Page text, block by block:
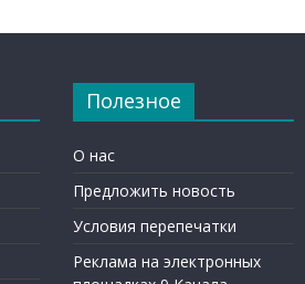
Полезное
О нас
Предложить новость
Условия перепечатки
Реклама на электронных